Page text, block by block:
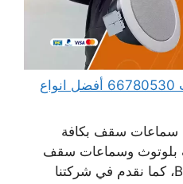
فني سماعات سقف بلوتوث 66780530 أفضل انواع
سماعات سقف بكافة
بلوتوث وسماعات سقف
JPL وسماعات سقف BOSE، كما نقدم في شركتنا